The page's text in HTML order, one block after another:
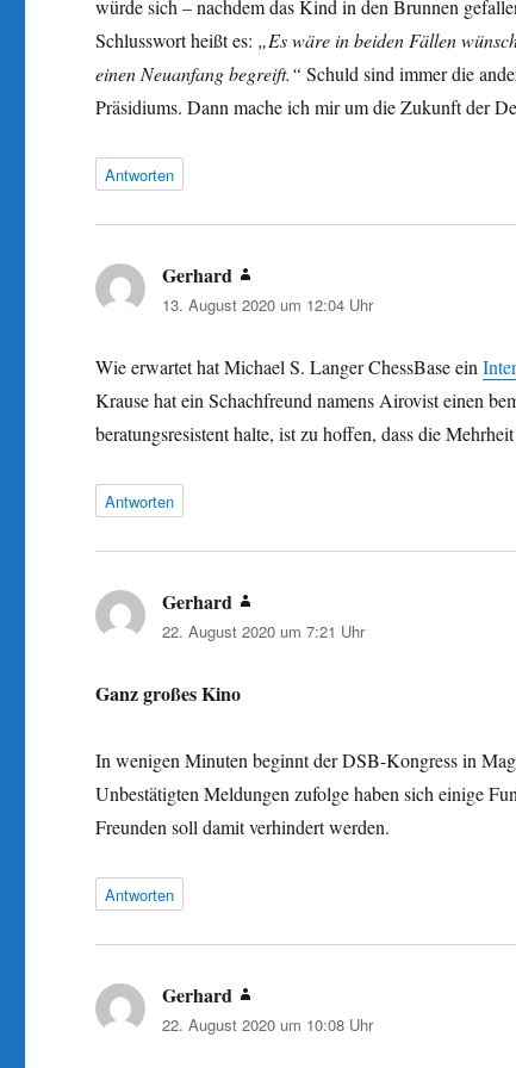
würde sich – nachdem das Kind in den Brunnen
Schlusswort heißt es: „Es wäre in beiden Fällen
einen Neuanfang begreift.“ Schuld sind immer die
Präsidiums. Dann mache ich mir um die Zukunft der
Antworten
Gerhard
13. August 2020 um 12:04 Uhr
Wie erwartet hat Michael S. Langer ChessBase ein
Krause hat ein Schachfreund namens Airovist einen
beratungsresistent halte, ist zu hoffen, dass die
Antworten
Gerhard
22. August 2020 um 7:21 Uhr
Ganz großes Kino
In wenigen Minuten beginnt der DSB-Kongress in
Unbestätigten Meldungen zufolge haben sich einige
Freunden soll damit verhindert werden.
Antworten
Gerhard
22. August 2020 um 10:08 Uhr